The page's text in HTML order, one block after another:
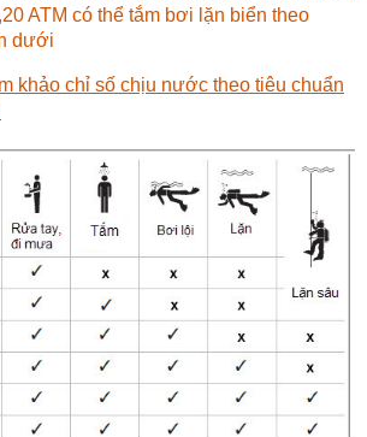
ATM có thể tắm bơi lặn biển theo
dưới
khảo chỉ số chịu nước theo tiêu chuẩn